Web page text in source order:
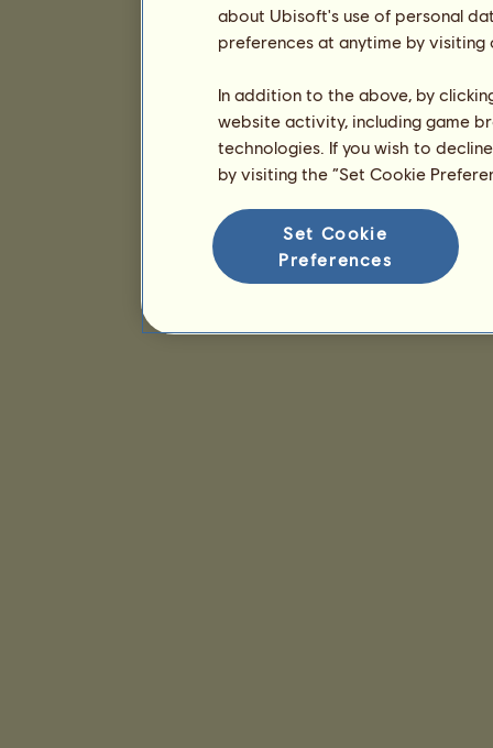
about Ubisoft's use of personal
preferences at anytime by
In addition to the above, by
website activity, including game
technologies. If you wish to
by visiting the “Set Cookie
Set Cookie
Preferences